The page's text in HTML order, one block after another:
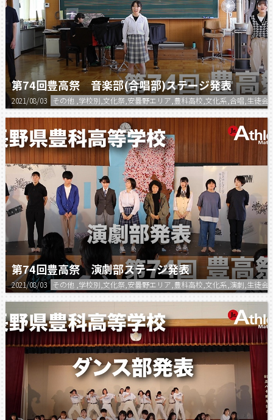
第74回豊高祭 音楽部(合唱部)ステージ発表
2021/08/03 その他 ,学校別,文化祭,安曇野エリア,豊科高校,文化系,合唱,生徒会
第74回豊高祭 演劇部ステージ発表
2021/08/03 その他 ,学校別,文化祭,安曇野エリア,豊科高校,文化系,演劇,生徒会